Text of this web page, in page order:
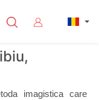
imagistica care